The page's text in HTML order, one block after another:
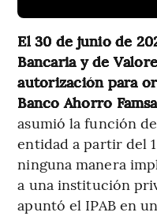
El 30 de junio de
Bancaria y de
autorización para
Banco Ahorro Famsa
asumió la función
entidad a partir del
ninguna manera
a una institución
apuntó el IPAB en